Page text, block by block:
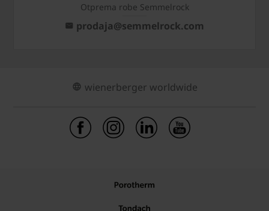
Otprema robe Semmelrock
prodaja@semmelrock.com
wienerberger worldwide